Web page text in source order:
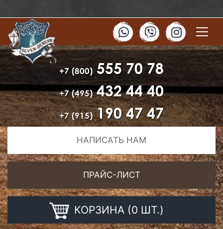
+7 (800) 555 70 78
+7 (495)432 44 40
+7 (915)190 47 47
НАПИСАТЬ НАМ
ПРАЙС-ЛИСТ
КОРЗИНА (0 ШТ.)